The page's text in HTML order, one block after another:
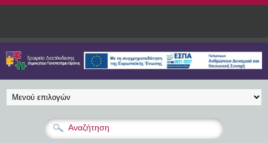
Παράκαμψη προς το κυρίως περιεχόμενο